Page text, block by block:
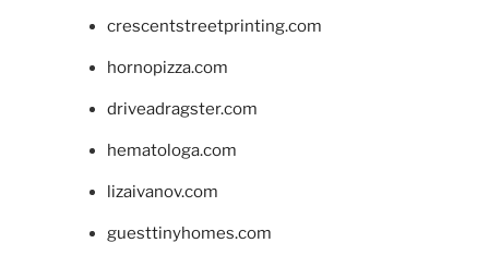
crescentstreetprinting.com
hornopizza.com
driveadragster.com
hematologa.com
lizaivanov.com
guesttinyhomes.com